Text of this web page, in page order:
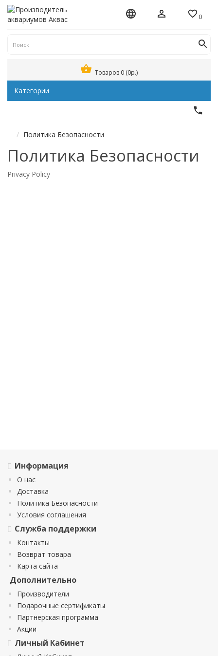
0
Товаров 0 (0р.)
Категории
Политика Безопасности
Политика Безопасности
Privacy Policy
Информация
О нас
Доставка
Политика Безопасности
Условия соглашения
Служба поддержки
Контакты
Возврат товара
Карта сайта
Дополнительно
Производители
Подарочные сертификаты
Партнерская программа
Акции
Личный Кабинет